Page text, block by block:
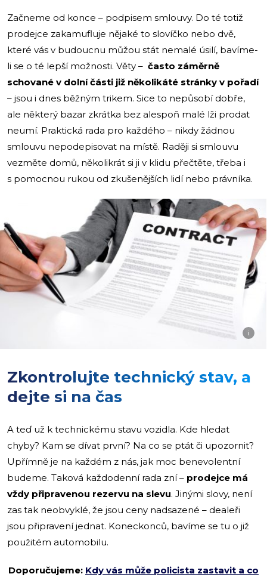
Začneme od konce – podpisem smlouvy. Do té totiž
prodejce zakamufluje nějaké to slovíčko nebo dvě,
které vás v budoucnu můžou stát nemalé úsilí, bavíme-
li se o té lepší možnosti. Věty – často záměrně
schované v dolní části již několikáté stránky v pořadí
– jsou i dnes běžným trikem. Sice to nepůsobí dobře,
ale některý bazar zkrátka bez alespoň malé lži prodat
neumí. Praktická rada pro každého – nikdy žádnou
smlouvu nepodepisovat na místě. Raději si smlouvu
vezměte domů, několikrát si ji v klidu přečtěte, třeba i
s pomocnou rukou od zkušenějších lidí nebo právníka.
i
Zkontrolujte technický stav, a
dejte si na čas
A teď už k technickému stavu vozidla. Kde hledat
chyby? Kam se dívat první? Na co se ptát či upozornit?
Upřímně je na každém z nás, jak moc benevolentní
budeme. Taková každodenní rada zní – prodejce má
vždy připravenou rezervu na slevu. Jinými slovy, není
zas tak neobvyklé, že jsou ceny nadsazené – dealeři
jsou připravení jednat. Koneckonců, bavíme se tu o již
použitém automobilu.
Doporučujeme: Kdy vás může policista zastavit a co